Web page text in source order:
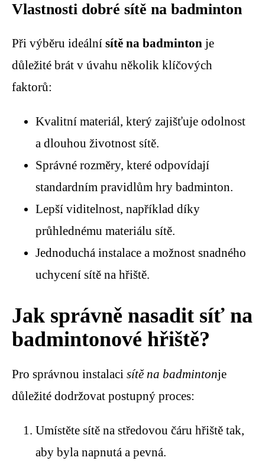
Vlastnosti dobré sítě na badminton
Při výběru ideální sítě na badminton je
důležité brát v úvahu několik klíčových
faktorů:
Kvalitní materiál, který zajišťuje odolnost
a dlouhou životnost sítě.
Správné rozměry, které odpovídají
standardním pravidlům hry badminton.
Lepší viditelnost, například díky
průhlednému materiálu sítě.
Jednoduchá instalace a možnost snadného
uchycení sítě na hřiště.
Jak správně nasadit síť na
badmintonové hřiště?
Pro správnou instalaci sítě na badmintonje
důležité dodržovat postupný proces:
Umístěte sítě na středovou čáru hřiště tak,
aby byla napnutá a pevná.